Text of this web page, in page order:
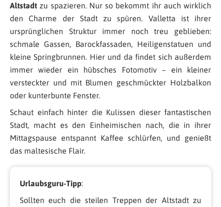
Altstadt zu spazieren. Nur so bekommt ihr auch wirklich
den Charme der Stadt zu spüren. Valletta ist ihrer
ursprünglichen Struktur immer noch treu geblieben:
schmale Gassen, Barockfassaden, Heiligenstatuen und
kleine Springbrunnen. Hier und da findet sich außerdem
immer wieder ein hübsches Fotomotiv – ein kleiner
versteckter und mit Blumen geschmückter Holzbalkon
oder kunterbunte Fenster.
Schaut einfach hinter die Kulissen dieser fantastischen
Stadt, macht es den Einheimischen nach, die in ihrer
Mittagspause entspannt Kaffee schlürfen, und genießt
das maltesische Flair.
Urlaubsguru-Tipp:
Sollten euch die steilen Treppen der Altstadt zu